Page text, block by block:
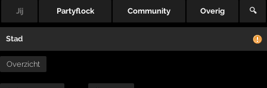
Jij Partyflock Community Overig 🔍
Stad
Overzicht